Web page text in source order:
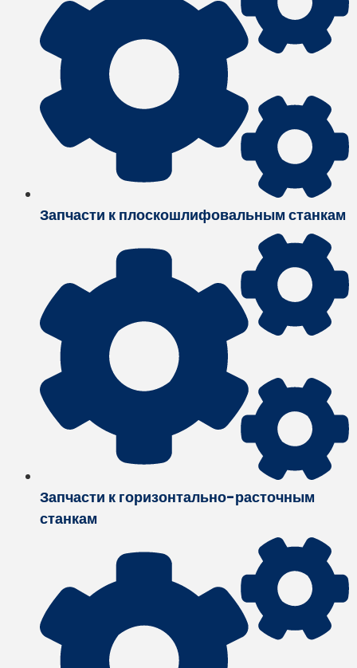
Запчасти к плоскошлифовальным станкам
Запчасти к горизонтально-расточным
станкам